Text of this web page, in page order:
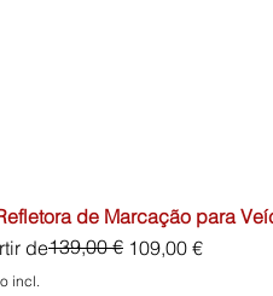
de Marcação para
de
normal139,00 € 109,00 €
promocional
incl.